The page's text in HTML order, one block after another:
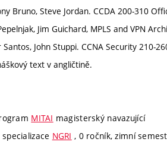
Bruno, Steve Jordan. CCDA 200-310
Jim Guichard, MPLS and VPN
John Stuppi. CCNA Security 210-
text v angličtině.
MITAI magisterský navazující
specializace NGRI , 0 ročník, zimní